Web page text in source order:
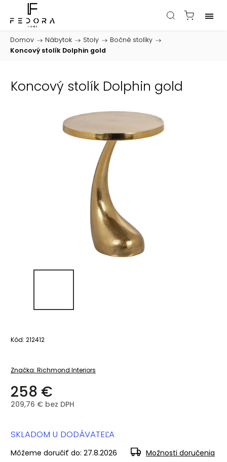
Domov / Nábytok / Stoly / Bočné stolíky /
Koncový stolík Dolphin gold
Koncový stolík Dolphin gold
Kód: 212412
Značka: Richmond Interiors
258 €
209,76 € bez DPH
SKLADOM U DODÁVATEĽA
Môžeme doručiť do: 27.8.2026 Možnosti doručenia